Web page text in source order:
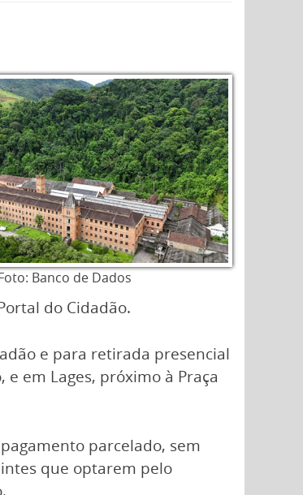
Banco de Dados
do Cidadão.
e para retirada presencial
em Lages, próximo à Praça
parcelado, sem
que optarem pelo